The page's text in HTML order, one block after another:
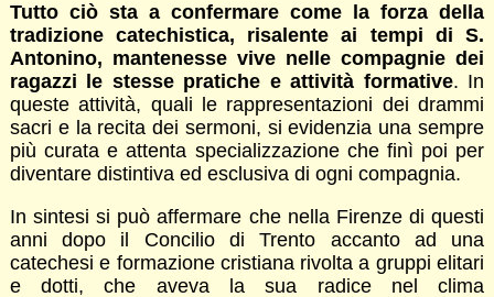
Tutto ciò sta a confermare come la forza della
tradizione catechistica, risalente ai tempi di S.
Antonino, mantenesse vive nelle compagnie dei
ragazzi le stesse pratiche e attività formative. In
queste attività, quali le rappresentazioni dei drammi
sacri e la recita dei sermoni, si evidenzia una sempre
più curata e attenta specializzazione che finì poi per
diventare distintiva ed esclusiva di ogni compagnia.
In sintesi si può affermare che nella Firenze di questi
anni dopo il Concilio di Trento accanto ad una
catechesi e formazione cristiana rivolta a gruppi elitari
e dotti, che aveva la sua radice nel clima